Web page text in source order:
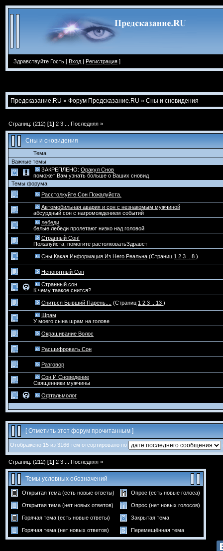
Здравствуйте Гость [ Вход | Регистрация ]
Предсказание.RU » Форум Предсказание.RU » Сны и сновидения
Страниц: (212) [1] 2 3 Последняя »
Сны и сновидения
Тема
Важные темы
ЗАКРЕПЛЕНО: Оракул Снов
поможет Вам узнать больше о Ваших сновид
Темы форума
Расстолкуйте Сон Пожалуйста.
Автомобильная авария и сон с незнакомым мужчиной
абсурдный сон с нагромождением событий
лебеди
белые лебеди пролетают низко над головой
Странный Сон!
Пожалуйста, помогите растолковатьЗдравст
Сны Какая Информация Из Него Реальна (Страниц 1 2 3 ...8 )
Непонятный Сон
Странный сон
К чему таакое снится?
Сниться Бывший Парень.... (Страниц 1 2 3 ...13 )
Шрам
У моего сына шрам на голове
Окрашивание Волос
Расшифровать Сон
Разговор
Сон И Сноведение
Священники мужчины
Офтальмолог
[Отметить этот форум прочитанным ]
Отображено 15 из 3166 тем отсортировано по
Страниц: (212) [1] 2 3 Последняя »
Темы условных обозначений
Открытая тема (есть новые ответы) Опрос (есть новые голоса)
Открытая тема (нет новых ответов) Опрос (нет новых голосов)
Горячая тема (есть новые ответы) Закрытая тема
Горячая тема (нет новых ответов) Перемещённая тема